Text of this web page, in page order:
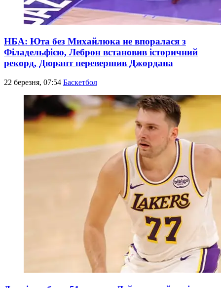
НБА: Юта без Михайлюка не впоралася з
Філадельфією, Леброн встановив історичний
рекорд, Дюрант перевершив Джордана
22 березня, 07:54 Баскетбол